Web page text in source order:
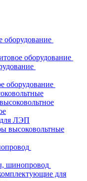
оборудование
оборудование
оборудование
ЛЭП
высоковольтные
шинопровод
для